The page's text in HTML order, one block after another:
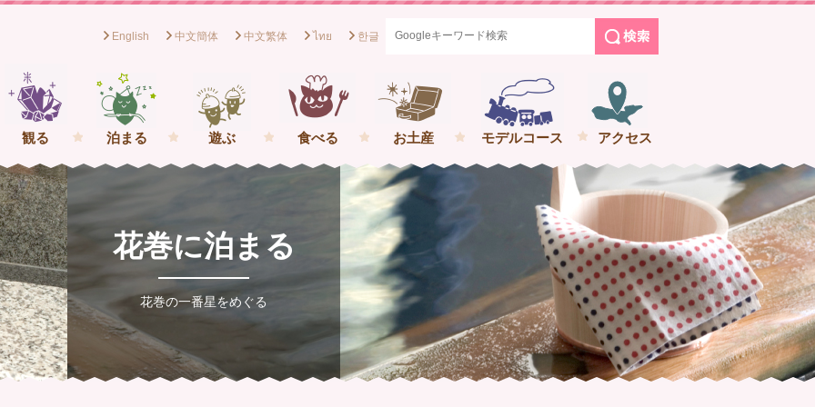
社団法人花巻観光協会[岩手県花巻市] イーハトーブの一番星をめぐる花巻の旅
English 中文簡体 中文繁体 ไทย 한글
観る 泊まる 遊ぶ 食べる お土産 モデルコース アクセス
花巻に泊まる
花巻の一番星をめぐる